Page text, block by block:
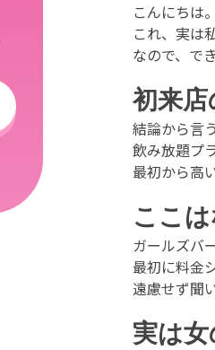
こんにちは
これ、実は
なので、で
初来
結論から言
飲み放題プ
最初から高
ここ
ガールズバ
最初に料金
遠慮せず聞
実は